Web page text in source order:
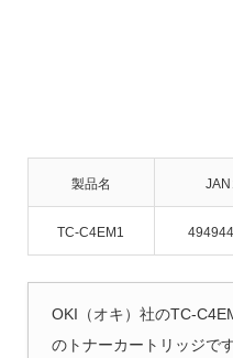
製品名 JAN
TC-C4EM1
OKI（オキ）社のTC-
のトナーカートリッジで